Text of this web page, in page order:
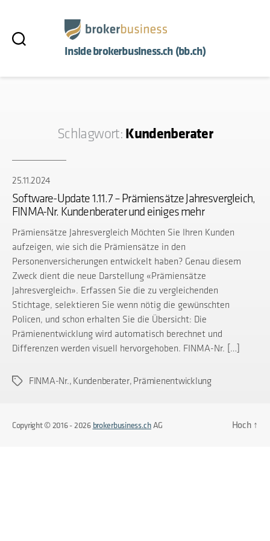
Inside brokerbusiness.ch (bb.ch)
Schlagwort: Kundenberater
25.11.2024
Software-Update 1.11.7 – Prämiensätze Jahresvergleich,
FINMA-Nr. Kundenberater und einiges mehr
Prämiensätze Jahresvergleich Möchten Sie Ihren Kunden
aufzeigen, wie sich die Prämiensätze in den
Personenversicherungen entwickelt haben? Genau diesem
Zweck dient die neue Darstellung «Prämiensätze
Jahresvergleich». Erfassen Sie die zu vergleichenden
Stichtage, selektieren Sie wenn nötig die gewünschten
Policen, und schon erhalten Sie die Übersicht: Die
Prämienentwicklung wird automatisch berechnet und
Differenzen werden visuell hervorgehoben. FINMA-Nr. […]
Schlagwörter
FINMA-Nr., Kundenberater, Prämienentwicklung
Copyright © 2016 - 2026 brokerbusiness.chAG Hoch ↑